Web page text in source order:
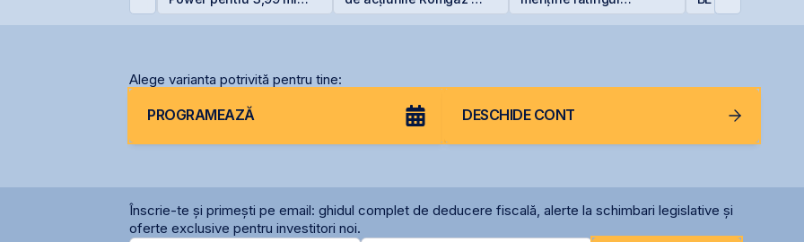
capitalizare
Alege varianta potrivită pentru tine:
PROGRAMEAZĂ DESCHIDE CONT
Înscrie-te și primești pe email: ghidul complet de deducere fiscală, alerte la schimbari legislative și
oferte exclusive pentru investitori noi.